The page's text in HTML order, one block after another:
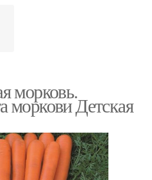
морковь.
моркови Детская